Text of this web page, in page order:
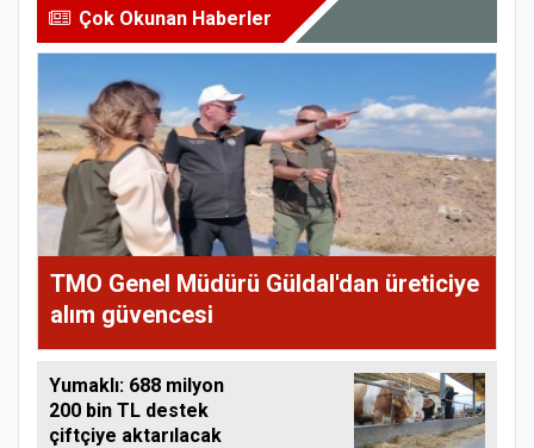
Çok Okunan Haberler
TMO Genel Müdürü Güldal'dan üreticiye
alım güvencesi
Yumaklı: 688 milyon
200 bin TL destek
çiftçiye aktarılacak